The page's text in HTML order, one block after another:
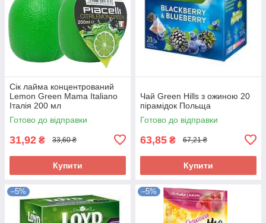
Сік лайма концентрований
Lemon Green Mama Italiano
Італія 200 мл
Готово до відправки
31,92 ₴ 33,60 ₴
Купити
Чай Green Hills з ожиною 20
пірамідок Польща
Готово до відправки
63,85 ₴ 67,21 ₴
Купити
–5% –5%